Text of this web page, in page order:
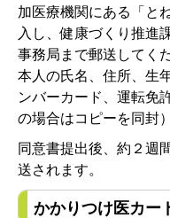
加医療機関にある「と
入し、健康づくり推進
事務局まで郵送してく
本人の氏名、住所、生
ンバーカード、運転免
の場合はコピーを同封
同意書提出後、約２週
送されます。
かかりつけ医カー